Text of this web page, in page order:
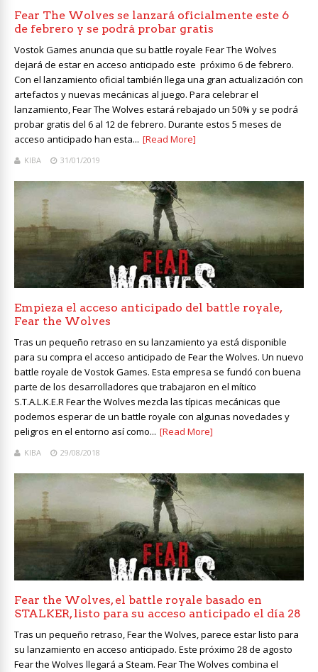
Fear The Wolves se lanzará oficialmente este 6
de febrero y se podrá probar gratis
Vostok Games anuncia que su battle royale Fear The Wolves
dejará de estar en acceso anticipado este próximo 6 de febrero.
Con el lanzamiento oficial también llega una gran actualización con
artefactos y nuevas mecánicas al juego. Para celebrar el
lanzamiento, Fear The Wolves estará rebajado un 50% y se podrá
probar gratis del 6 al 12 de febrero. Durante estos 5 meses de
acceso anticipado han esta... [Read More]
KIBA 31/01/2019
Empieza el acceso anticipado del battle royale,
Fear the Wolves
Tras un pequeño retraso en su lanzamiento ya está disponible
para su compra el acceso anticipado de Fear the Wolves. Un nuevo
battle royale de Vostok Games. Esta empresa se fundó con buena
parte de los desarrolladores que trabajaron en el mítico
S.T.A.L.K.E.R Fear the Wolves mezcla las típicas mecánicas que
podemos esperar de un battle royale con algunas novedades y
peligros en el entorno así como... [Read More]
KIBA 29/08/2018
Fear the Wolves, el battle royale basado en
STALKER, listo para su acceso anticipado el día 28
Tras un pequeño retraso, Fear the Wolves, parece estar listo para
su lanzamiento en acceso anticipado. Este próximo 28 de agosto
Fear the Wolves llegará a Steam. Fear The Wolves combina el